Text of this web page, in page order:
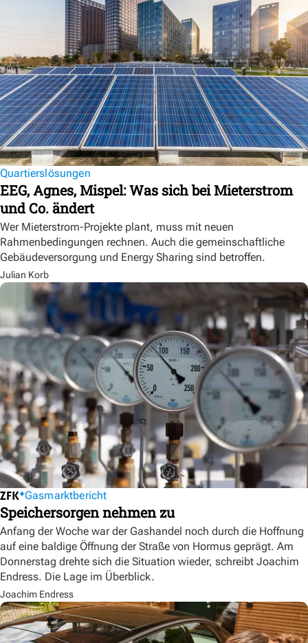
Quartierslösungen
EEG, Agnes, Mispel: Was sich bei Mieterstrom
und Co. ändert
Wer Mieterstrom-Projekte plant, muss mit neuen
Rahmenbedingungen rechnen. Auch die gemeinschaftliche
Gebäudeversorgung und Energy Sharing sind betroffen.
Julian Korb
Gasmarktbericht
Speichersorgen nehmen zu
Anfang der Woche war der Gashandel noch durch die Hoffnung
auf eine baldige Öffnung der Straße von Hormus geprägt. Am
Donnerstag drehte sich die Situation wieder, schreibt Joachim
Endress. Die Lage im Überblick.
Joachim Endress